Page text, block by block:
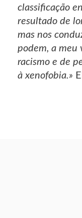
classificação
resultado de
mas nos
podem, a meu
racismo e de
à xenofobia.»